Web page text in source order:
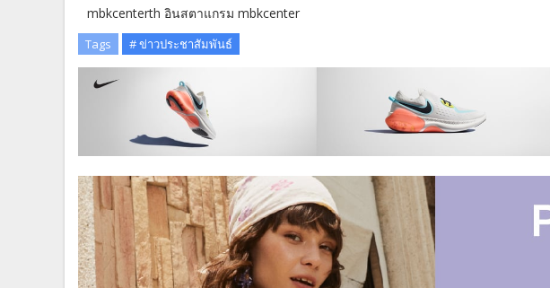
mbkcenterth อินสตาแกรม mbkcenter
Tags # ข่าวประชาสัมพันธ์